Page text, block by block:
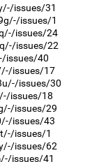
issues/31
issues/1
issues/24
issues/22
issues/40
issues/17
issues/30
issues/18
issues/29
issues/43
issues/1
issues/62
issues/41